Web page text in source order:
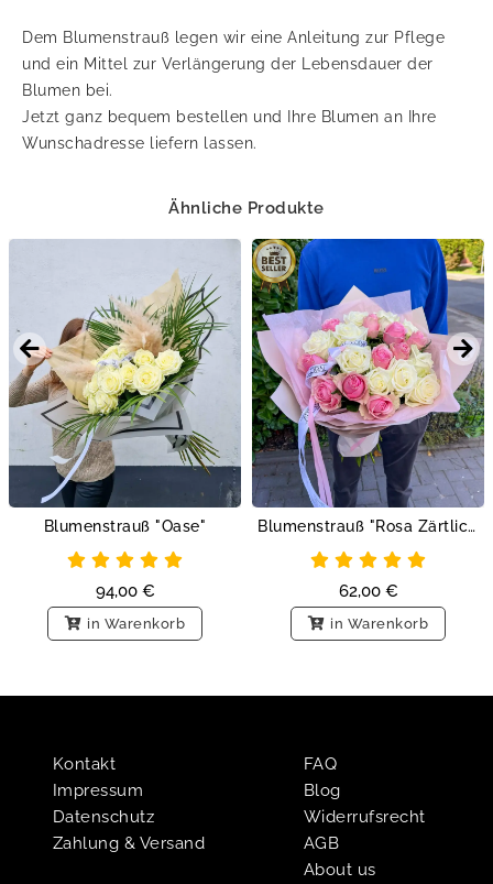
Dem Blumenstrauß legen wir eine Anleitung zur Pflege
und ein Mittel zur Verlängerung der Lebensdauer der
Blumen bei.
Jetzt ganz bequem bestellen und Ihre Blumen an Ihre
Wunschadresse liefern lassen.
Ähnliche Produkte
Blumenstrauß "Oase"
94,00 €
in Warenkorb
Blumenstrauß "Rosa Zärtlichkeit"
62,00 €
in Warenkorb
Kontakt
Impressum
Datenschutz
Zahlung & Versand
FAQ
Blog
Widerrufsrecht
AGB
About us